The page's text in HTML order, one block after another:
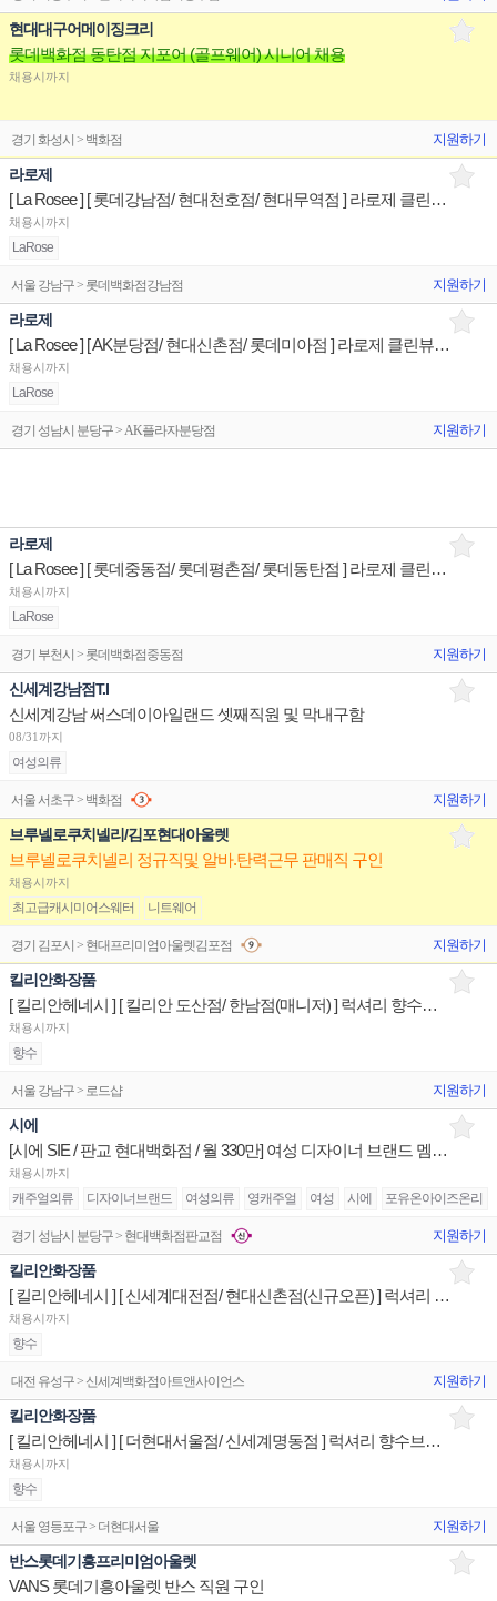
현대대구어메이징크리
롯데백화점 동탄점 지포어 (골프웨어) 시니어 채용
채용시까지
경기 화성시 > 백화점 지원하기
라로제
[ La Rosee ] [ 롯데강남점/ 현대천호점/ 현대무역점 ] 라로제 클린뷰티 제품디스플레이 판매직원
채용시까지
LaRose
서울 강남구 > 롯데백화점강남점 지원하기
라로제
[ La Rosee ] [ AK분당점/ 현대신촌점/ 롯데미아점 ] 라로제 클린뷰티 제품디스플레이 판매직원
채용시까지
LaRose
경기 성남시 분당구 > AK플라자분당점 지원하기
라로제
[ La Rosee ] [ 롯데중동점/ 롯데평촌점/ 롯데동탄점 ] 라로제 클린뷰티 제품디스플레이 판매직원
채용시까지
LaRose
경기 부천시 > 롯데백화점중동점 지원하기
신세계강남점T.I
신세계강남 써스데이아일랜드 셋째직원 및 막내구함
08/31까지
여성의류
서울 서초구 > 백화점 지원하기
브루넬로쿠치넬리/김포현대아울렛
브루넬로쿠치넬리 정규직및 알바.탄력근무 판매직 구인
채용시까지
최고급캐시미어스웨터 니트웨어
경기 김포시 > 현대프리미엄아울렛김포점 지원하기
킬리안화장품
[ 킬리안헤네시 ] [ 킬리안 도산점/ 한남점(매니저) ] 럭셔리 향수브랜드 제품디스플레이 판매전문직원
채용시까지
향수
서울 강남구 > 로드샵 지원하기
시에
[시에 SIE / 판교 현대백화점 / 월 330만] 여성 디자이너 브랜드 멤버 구인
채용시까지
캐주얼의류 디자이너브랜드 여성의류 영캐주얼 여성 시에 포유온아이즈온리
경기 성남시 분당구 > 현대백화점판교점 지원하기
킬리안화장품
[ 킬리안헤네시 ] [ 신세계대전점/ 현대신촌점(신규오픈) ] 럭셔리 향수브랜드 제품디스플레이 판매전문직원
채용시까지
향수
대전 유성구 > 신세계백화점아트앤사이언스 지원하기
킬리안화장품
[ 킬리안헤네시 ] [ 더현대서울점/ 신세계명동점 ] 럭셔리 향수브랜드 제품디스플레이 판매전문직원
채용시까지
향수
서울 영등포구 > 더현대서울 지원하기
반스롯데기흥프리미엄아울렛
VANS 롯데기흥아울렛 반스 직원 구인